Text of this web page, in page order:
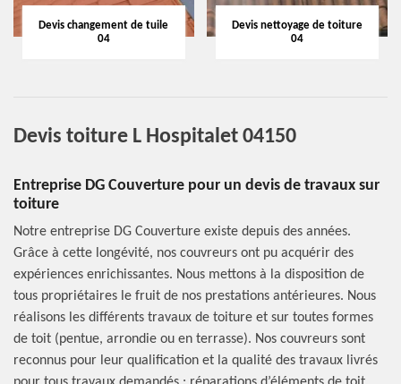
Devis changement de tuile
04
Devis nettoyage de toiture
04
Devis toiture L Hospitalet 04150
Entreprise DG Couverture pour un devis de travaux sur
toiture
Notre entreprise DG Couverture existe depuis des années.
Grâce à cette longévité, nos couvreurs ont pu acquérir des
expériences enrichissantes. Nous mettons à la disposition de
tous propriétaires le fruit de nos prestations antérieures. Nous
réalisons les différents travaux de toiture et sur toutes formes
de toit (pentue, arrondie ou en terrasse). Nos couvreurs sont
reconnus pour leur qualification et la qualité des travaux livrés